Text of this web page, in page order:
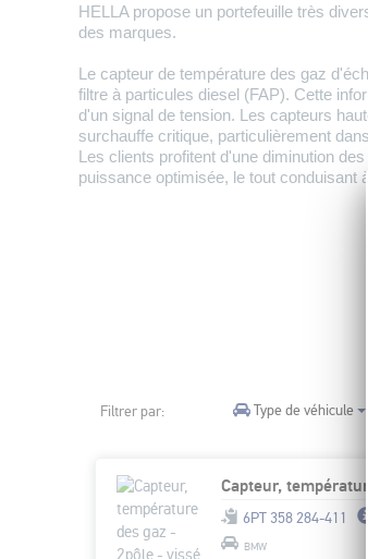
HELLA propose un portefeuille très
des marques.
Le capteur de température des gaz
filtre à particules diesel (FAP). Cette
d'un signal de tension. Les capteurs
surchauffe critique, particulièrement
Les clients profitent d'une diminution
puissance optimisée, le tout conduisant
Filtrer par: Type de véhicule
6PT 358 284-411
BMW